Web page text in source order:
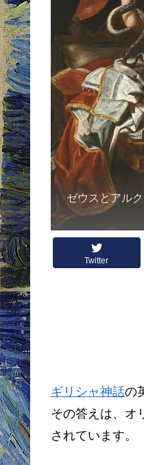
ゼウスとアル
Twitter
ギリシャ神話の
その答えは、オ
されています。